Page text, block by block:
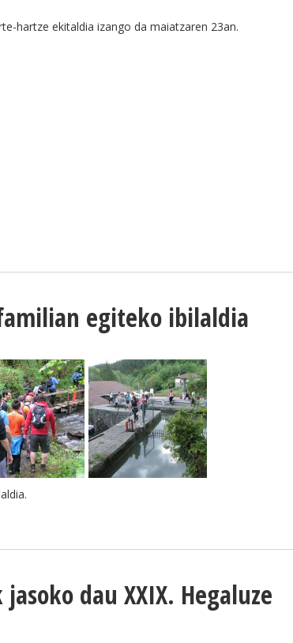
hartze ekitaldia izango da maiatzaren 23an.
egiteko ibilaldia
dau XXIX. Hegaluze